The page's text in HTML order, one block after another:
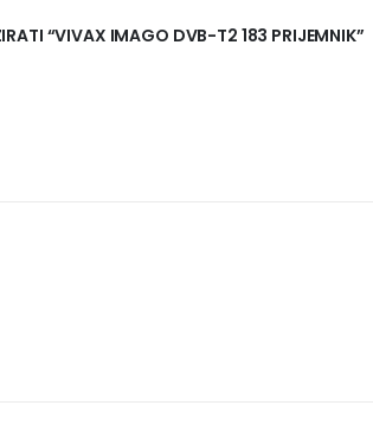
“VIVAX IMAGO DVB-T2 183 PRIJEMNIK”